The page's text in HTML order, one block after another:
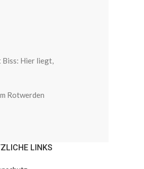
Biss: Hier liegt,
Rotwerden
LINKS